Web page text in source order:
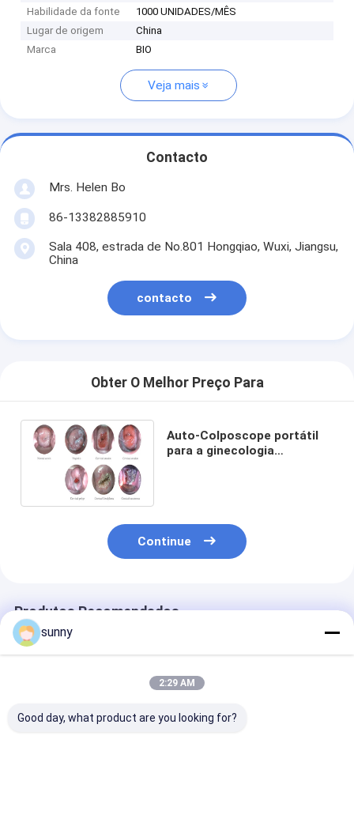
Habilidade da fonte
1000 UNIDADES/MÊS
Lugar de origem
China
Marca
BIO
Veja mais
Contacto
Mrs. Helen Bo
86-13382885910
Sala 408, estrada de No.801 Hongqiao, Wuxi, Jiangsu,
China
contacto
Obter O Melhor Preço Para
Auto-Colposcope portátil
para a ginecologia
Continue
Produtos Recomendados
sunny
2:29 AM
Good day, what product are you looking for?